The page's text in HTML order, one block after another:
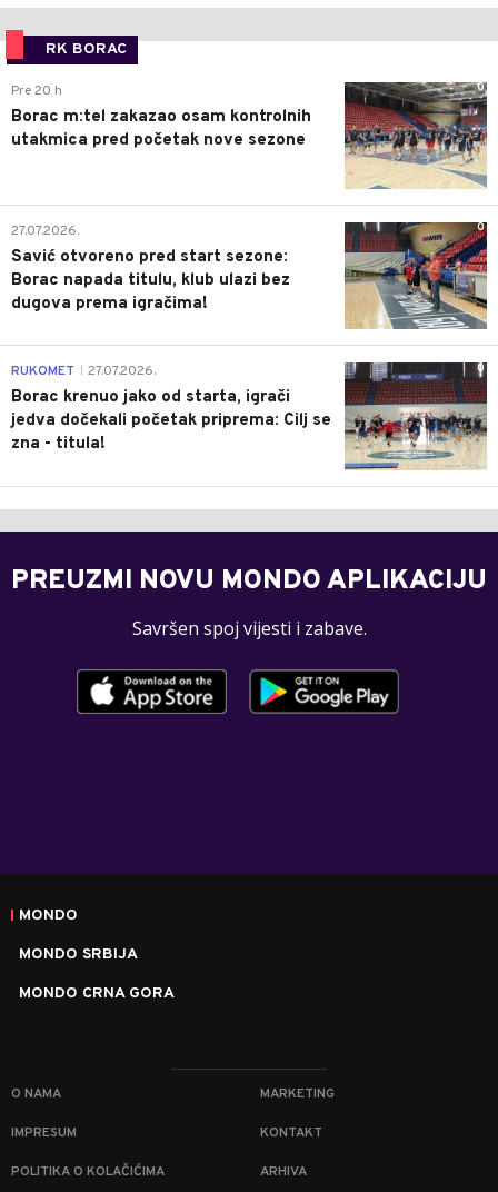
RK BORAC
0
Pre 20 h
Borac m:tel zakazao osam kontrolnih
utakmica pred početak nove sezone
0
27.07.2026.
Savić otvoreno pred start sezone:
Borac napada titulu, klub ulazi bez
dugova prema igračima!
0
RUKOMET 27.07.2026.
Borac krenuo jako od starta, igrači
jedva dočekali početak priprema: Cilj se
zna - titula!
PREUZMI NOVU MONDO APLIKACIJU
Savršen spoj vijesti i zabave.
MONDO
MONDO SRBIJA
MONDO CRNA GORA
O NAMA MARKETING
IMPRESUM KONTAKT
POLITIKA O KOLAČIĆIMA ARHIVA